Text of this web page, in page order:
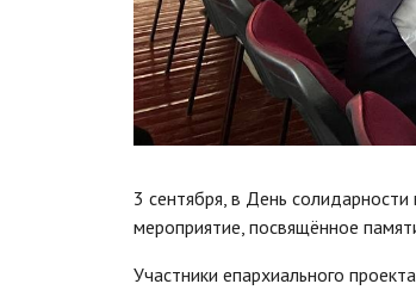
3 сентября, в День
мероприятие, посвящённое
Участники епархиального